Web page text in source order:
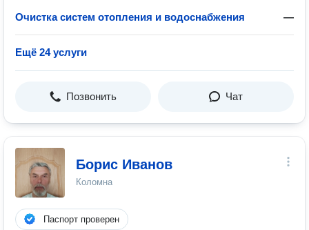
Очистка систем отопления и водоснабжения —
Ещё 24 услуги
Позвонить Чат
Борис Иванов
Коломна
Паспорт проверен